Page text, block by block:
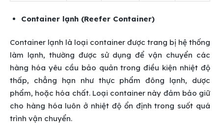
Container lạnh (Reefer Container)
Container lạnh là loại container được trang bị hệ thống
làm lạnh, thường được sử dụng để vận chuyển các
hàng hóa yêu cầu bảo quản trong điều kiện nhiệt độ
thấp, chẳng hạn như thực phẩm đông lạnh, dược
phẩm, hoặc hóa chất. Loại container này đảm bảo giữ
cho hàng hóa luôn ở nhiệt độ ổn định trong suốt quá
trình vận chuyển.